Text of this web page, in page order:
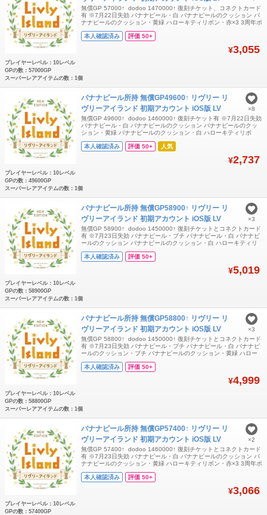
無償GP 57000↑ dodoo 1470000↑ 復刻チケット、コネクトカード
有 ※7月22日失効 バナナピール・白 バナナピールのクッション バ
ナナピールのクッション・黄緑 ハローキティリボン・赤×3 3周年ポ
持 今月のボロドウ受取済みです。 iOS版のみGPの引き継ぎが可能
本人確認済み 評価 50+
¥3,055
プレイヤーレベル：10レベル
GPの数：57000GP
スーパーレアアイテムの数：1個
バナナピール所持 無償GP49600↑ リヴリー リ
ヴリーアイランド 初期アカウント iOS版 LV
無償GP 49600↑ dodoo 1460000↑ 復刻チケット有 ※7月22日失効
バナナピール・白 バナナピールのクッション バナナピールのクッ
ション・黄緑 バナナピールのクッション・白 ハローキティリボ
キャップ×3 など所持 今月のボロドウ受取済みです。 iOS版のみ
本人確認済み 評価 50+ 人気
¥2,737
×8
プレイヤーレベル：10レベル
GPの数：49600GP
スーパーレアアイテムの数：1個
バナナピール所持 無償GP58900↑ リヴリー リ
ヴリーアイランド 初期アカウント iOS版 LV
無償GP 58900↑ dodoo 1450000↑ 復刻チケットとコネクトカード
有 ※7月23日失効 バナナピール・ブチ バナナピール・白 バナナピ
ールのクッション バナナピールのクッション・白 ハローキティリ
ローキティとなかよしキャップ×3 など所持 今月のボロドウ受取済
本人確認済み 評価 50+
¥5,019
×3
プレイヤーレベル：10レベル
GPの数：58900GP
スーパーレアアイテムの数：1個
バナナピール所持 無償GP58800↑ リヴリー リ
ヴリーアイランド 初期アカウント iOS版 LV
無償GP 58800↑ dodoo 1450000↑ 復刻チケットとコネクトカード
有 ※7月23日失効 バナナピール・ブチ バナナピール・白 バナナピ
ールのクッション・ブチ バナナピールのクッション・黄緑 ハロー
の泡 ×3 丸めたふわふわの綿 ×3 ハローキティとなかよしキャップ
本人確認済み 評価 50+
¥4,999
×3
プレイヤーレベル：10レベル
GPの数：58800GP
スーパーレアアイテムの数：1個
バナナピール所持 無償GP57400↑ リヴリー リ
ヴリーアイランド 初期アカウント iOS版 LV
無償GP 57400↑ dodoo 1460000↑ 復刻チケットとコネクトカード
有 ※7月23日失効 バナナピール・白 バナナピールのクッション バ
ナナピールのクッション・黄緑 ハローキティリボン・赤×3 3周年ポ
ウ受取済みです。 iOS版のみGPの引き継ぎが可能です。 ご入金確
本人確認済み 評価 50+
¥3,066
×2
プレイヤーレベル：10レベル
GPの数：57400GP